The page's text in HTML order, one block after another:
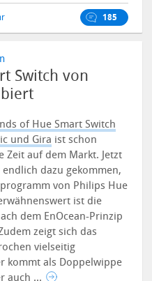
185
Switch von
of Hue Smart Switch
und Gira ist schon
Zeit auf dem Markt. Jetzt
dazu gekommen,
von Philips Hue
ist die
dem EnOcean-Prinzip
zeigt sich das
vielseitig
kommt als Doppelwippe
auch ...